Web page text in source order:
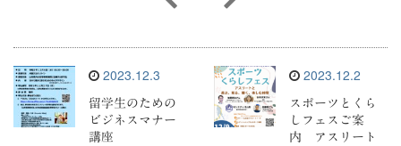
2023.12.3
留学生のための
ビジネスマナー
講座
2023.12.2
スポーツとくら
しフェスご案
内 アスリート